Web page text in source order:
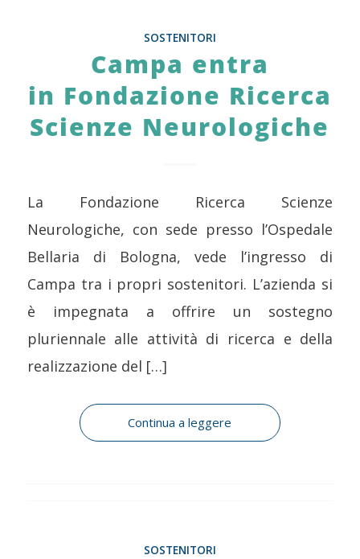
SOSTENITORI
Campa entra
in Fondazione Ricerca
Scienze Neurologiche
La Fondazione Ricerca Scienze
Neurologiche, con sede presso l’Ospedale
Bellaria di Bologna, vede l’ingresso di
Campa tra i propri sostenitori. L’azienda si
è impegnata a offrire un sostegno
pluriennale alle attività di ricerca e della
realizzazione del […]
Continua a leggere
SOSTENITORI